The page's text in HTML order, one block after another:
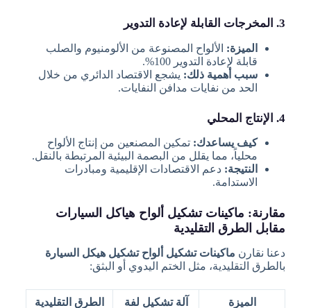
3. المخرجات القابلة لإعادة التدوير
الميزة: الألواح المصنوعة من الألومنيوم والصلب
قابلة لإعادة التدوير 100%.
سبب أهمية ذلك: يشجع الاقتصاد الدائري من خلال
الحد من نفايات مدافن النفايات.
4. الإنتاج المحلي
كيف يساعدك: تمكين المصنعين من إنتاج الألواح
محلياً، مما يقلل من البصمة البيئية المرتبطة بالنقل.
النتيجة: دعم الاقتصادات الإقليمية ومبادرات
الاستدامة.
مقارنة: ماكينات تشكيل ألواح هياكل السيارات
مقابل الطرق التقليدية
دعنا نقارن ماكينات تشكيل ألواح تشكيل هيكل السيارة
بالطرق التقليدية، مثل الختم اليدوي أو البثق:
الميزة آلة تشكيل لفة الطرق التقليدية